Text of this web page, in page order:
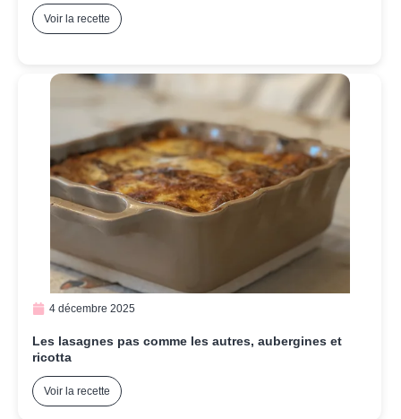
Voir la recette
4 décembre 2025
Les lasagnes pas comme les autres, aubergines et
ricotta
Voir la recette